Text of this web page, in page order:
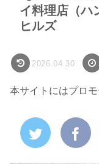
イ料理店（ハ
ヒルズ
2026.04.30
本サイトにはプロ